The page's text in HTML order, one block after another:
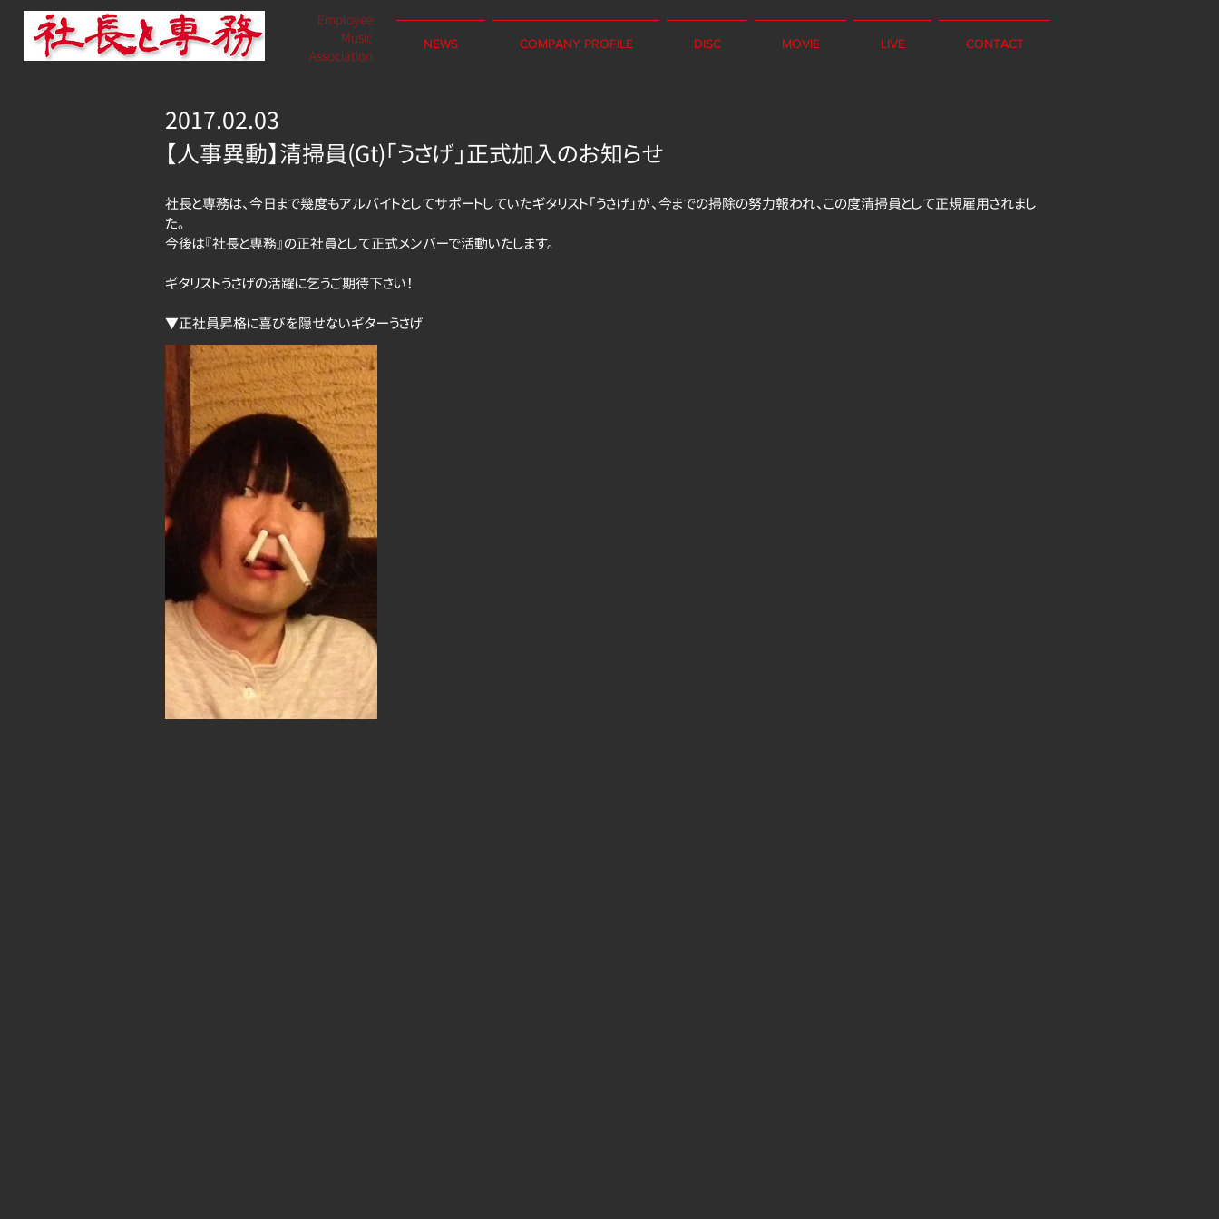
NEWS COMPANY PROFILE DISC MOVIE LIVE CONTACT
Employee
Music
​Association
2017.02.03
【人事異動】清掃員(Gt)「うさげ」正式加入のお知らせ
社長と専務は、今日まで幾度もアルバイトとしてサポートしていたギタリスト「うさげ」が、今までの掃除の努力報われ、この度清掃員として正規雇用されまし
た。
今後は『社長と専務』の正社員として正式メンバーで活動いたします。
ギタリストうさげの活躍に乞うご期待下さい！
​▼正社員昇格に喜びを隠せないギターうさげ